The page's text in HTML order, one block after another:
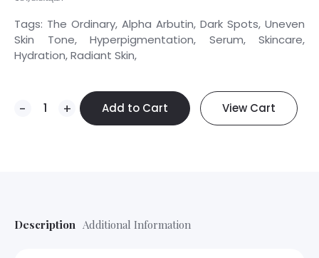
Tags: The Ordinary, Alpha Arbutin, Dark Spots, Uneven
Skin Tone, Hyperpigmentation, Serum, Skincare,
Hydration, Radiant Skin,
- + Add to Cart View Cart
Description Additional Information